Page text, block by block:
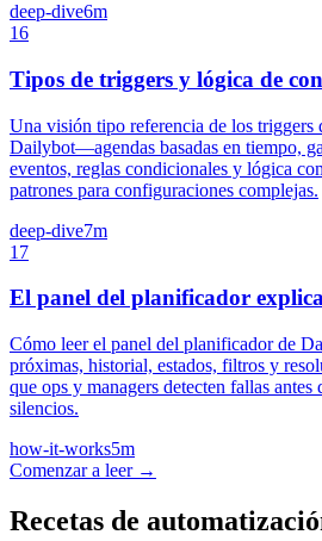
deep-dive6m
16
Tipos de triggers y lógica de
Una visión tipo referencia de los triggers
Dailybot—agendas basadas en tiempo,
eventos, reglas condicionales y lógica
patrones para configuraciones complejas.
deep-dive7m
17
El panel del planificador
Cómo leer el panel del planificador de
próximas, historial, estados, filtros y
que ops y managers detecten fallas antes
silencios.
how-it-works5m
Comenzar a leer →
Recetas de